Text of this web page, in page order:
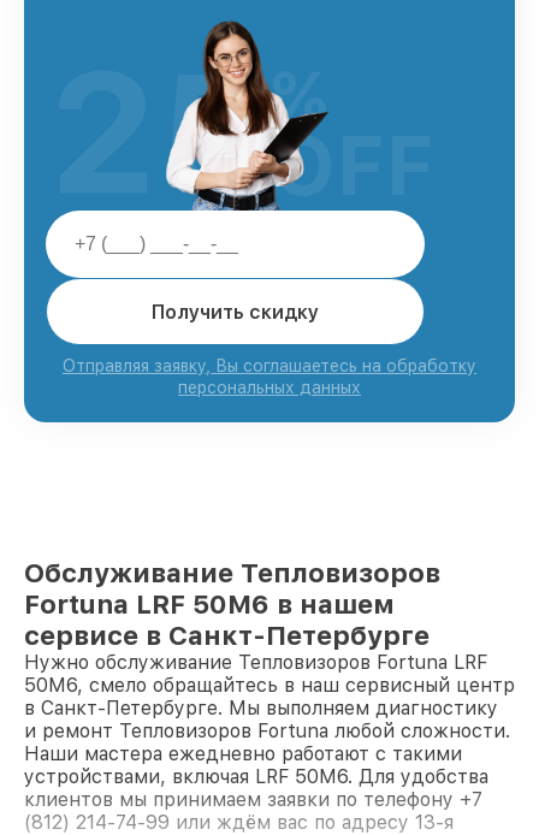
Получить скидку
Отправляя заявку, Вы соглашаетесь на обработку
персональных данных
25%
OFF
Обслуживание Тепловизоров
Fortuna LRF 50M6 в нашем
сервисе в Санкт-Петербурге
Нужно обслуживание Тепловизоров Fortuna LRF
50M6, смело обращайтесь в наш сервисный центр
в Санкт-Петербурге. Мы выполняем диагностику
и ремонт Тепловизоров Fortuna любой сложности.
Наши мастера ежедневно работают с такими
устройствами, включая LRF 50M6. Для удобства
клиентов мы принимаем заявки по телефону +7
(812) 214-74-99 или ждём вас по адресу 13-я